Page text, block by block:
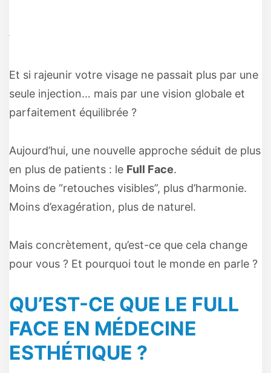
Et si rajeunir votre visage ne passait plus par une
seule injection… mais par une vision globale et
parfaitement équilibrée ?
Aujourd’hui, une nouvelle approche séduit de plus
en plus de patients : le Full Face.
Moins de “retouches visibles”, plus d’harmonie.
Moins d’exagération, plus de naturel.
Mais concrètement, qu’est-ce que cela change
pour vous ? Et pourquoi tout le monde en parle ?
QU’EST-CE QUE LE FULL
FACE EN MÉDECINE
ESTHÉTIQUE ?